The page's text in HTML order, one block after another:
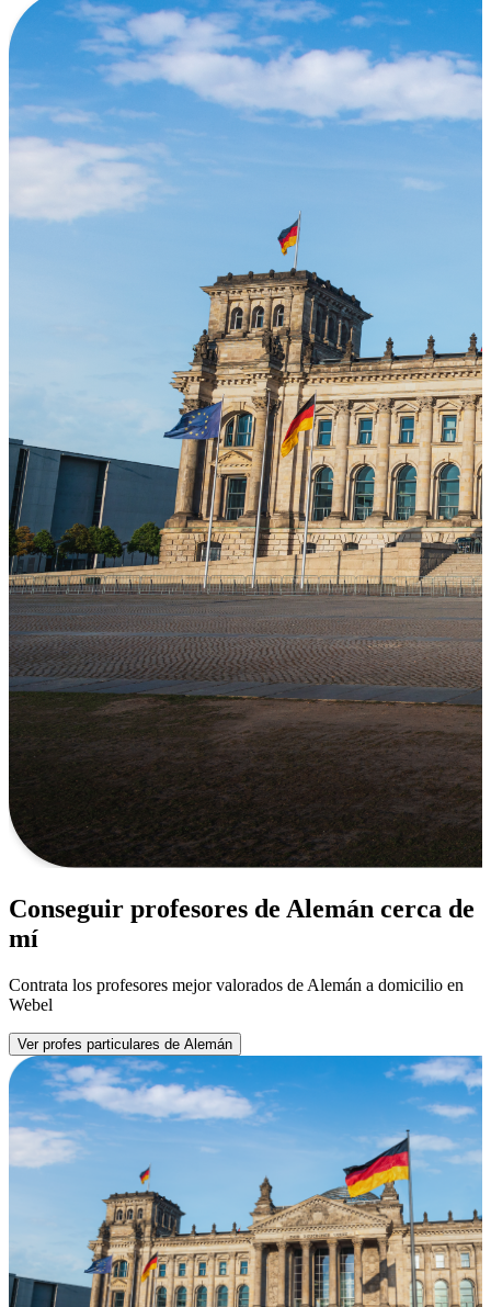
Conseguir profesores de Alemán cerca de
mí
Contrata los profesores mejor valorados de Alemán a domicilio en
Webel
Ver profes particulares de Alemán